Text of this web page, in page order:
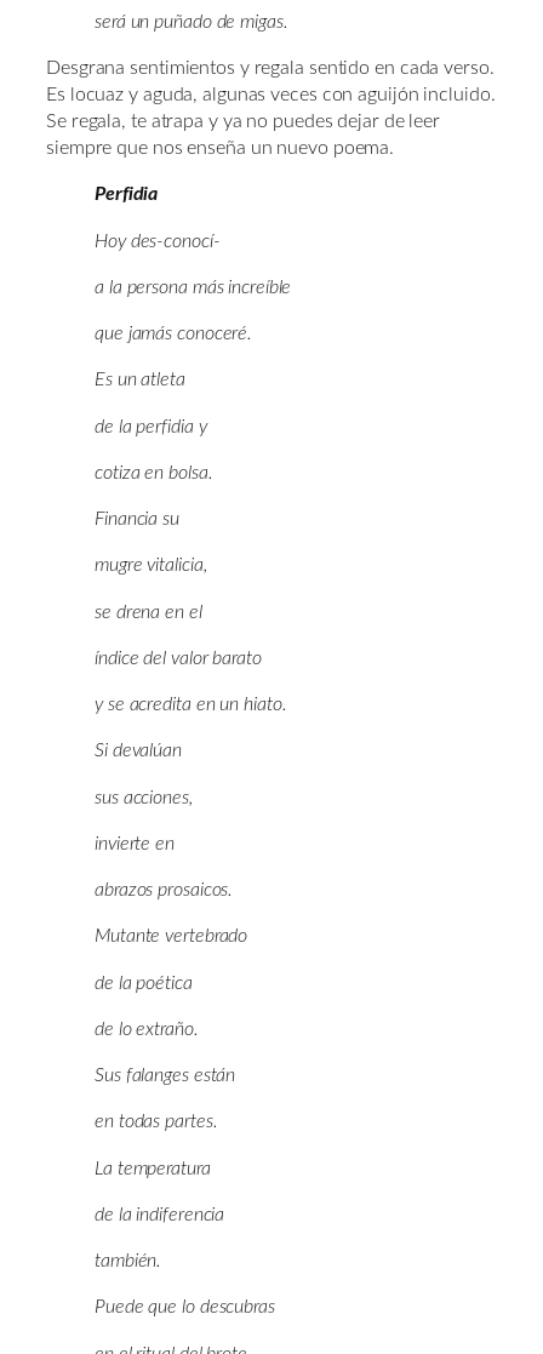
será un puñado de migas.
Desgrana sentimientos y regala sentido en cada verso.
Es locuaz y aguda, algunas veces con aguijón incluido.
Se regala, te atrapa y ya no puedes dejar de leer
siempre que nos enseña un nuevo poema.
Perfidia
Hoy des-conocí-
a la persona más increíble
que jamás conoceré.
Es un atleta
de la perfidia y
cotiza en bolsa.
Financia su
mugre vitalicia,
se drena en el
índice del valor barato
y se acredita en un hiato.
Si devalúan
sus acciones,
invierte en
abrazos prosaicos.
Mutante vertebrado
de la poética
de lo extraño.
Sus falanges están
en todas partes.
La temperatura
de la indiferencia
también.
Puede que lo descubras